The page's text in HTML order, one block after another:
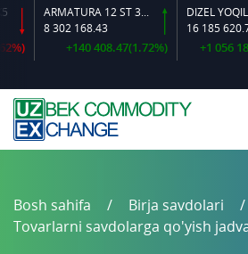
ARMATURA 12 ST 35 GS O‘LCHAMLI
8 302 168.43
+140 408.47(1.72%)
DIZEL YOQILG‘ISI
16 185 620.72
+1 056
Bosh sahifa
Birja savdolari
Tovarlarni savdolarga qo'yish